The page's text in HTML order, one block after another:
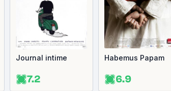
Journal intime
7.2
Habemus Papam
6.9